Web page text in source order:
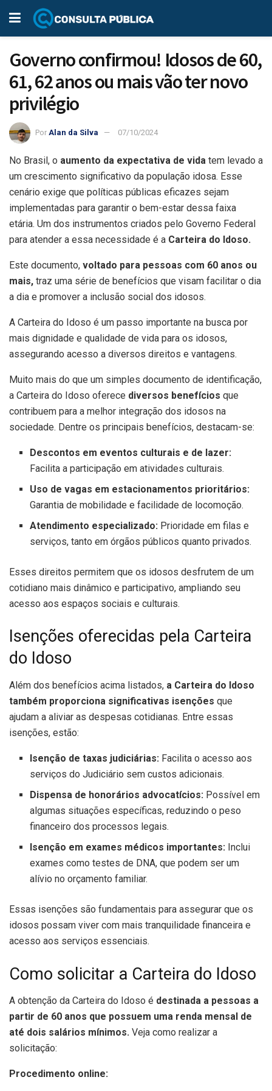
Governo confirmou! Idosos de 60,
61, 62 anos ou mais vão ter novo
privilégio
Por Alan da Silva 07/10/2024
No Brasil, o aumento da expectativa de vida tem levado a
um crescimento significativo da população idosa. Esse
cenário exige que políticas públicas eficazes sejam
implementadas para garantir o bem-estar dessa faixa
etária. Um dos instrumentos criados pelo Governo Federal
para atender a essa necessidade é a Carteira do Idoso.
Este documento, voltado para pessoas com 60 anos ou
mais, traz uma série de benefícios que visam facilitar o dia
a dia e promover a inclusão social dos idosos.
A Carteira do Idoso é um passo importante na busca por
mais dignidade e qualidade de vida para os idosos,
assegurando acesso a diversos direitos e vantagens.
Muito mais do que um simples documento de identificação,
a Carteira do Idoso oferece diversos benefícios que
contribuem para a melhor integração dos idosos na
sociedade. Dentre os principais benefícios, destacam-se:
Descontos em eventos culturais e de lazer:
Facilita a participação em atividades culturais.
Uso de vagas em estacionamentos prioritários:
Garantia de mobilidade e facilidade de locomoção.
Atendimento especializado: Prioridade em filas e
serviços, tanto em órgãos públicos quanto privados.
Esses direitos permitem que os idosos desfrutem de um
cotidiano mais dinâmico e participativo, ampliando seu
acesso aos espaços sociais e culturais.
Isenções oferecidas pela Carteira
do Idoso
Além dos benefícios acima listados, a Carteira do Idoso
também proporciona significativas isenções que
ajudam a aliviar as despesas cotidianas. Entre essas
isenções, estão:
Isenção de taxas judiciárias: Facilita o acesso aos
serviços do Judiciário sem custos adicionais.
Dispensa de honorários advocatícios: Possível em
algumas situações específicas, reduzindo o peso
financeiro dos processos legais.
Isenção em exames médicos importantes: Inclui
exames como testes de DNA, que podem ser um
alívio no orçamento familiar.
Essas isenções são fundamentais para assegurar que os
idosos possam viver com mais tranquilidade financeira e
acesso aos serviços essenciais.
Como solicitar a Carteira do Idoso
A obtenção da Carteira do Idoso é destinada a pessoas a
partir de 60 anos que possuem uma renda mensal de
até dois salários mínimos. Veja como realizar a
solicitação:
Procedimento online: